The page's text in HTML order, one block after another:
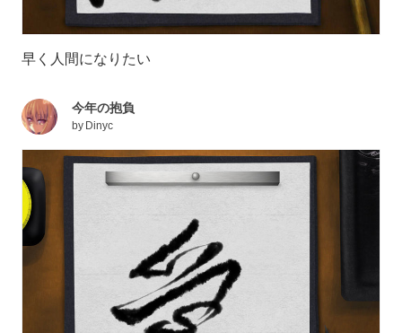
早く人間になりたい
今年の抱負
by Dinyc